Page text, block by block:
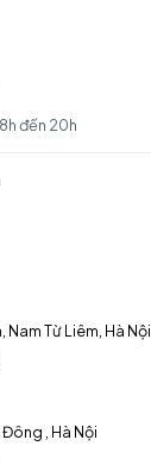
đến 20h
Nam Từ Liêm, Hà Nội
, Hà Nội